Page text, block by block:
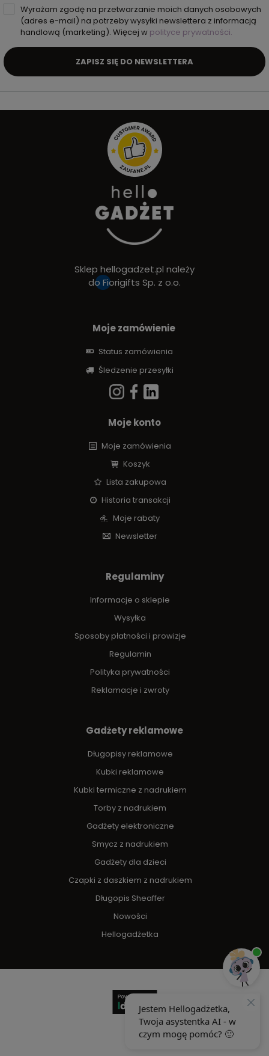
Wyrażam zgodę na przetwarzanie moich danych osobowych
(adres e-mail) na potrzeby wysyłki newslettera z informacją
handlową (marketing). Więcej w polityce prywatności.
ZAPISZ SIĘ DO NEWSLETTERA
Sklep hellogadzet.pl należy
do Fiorigifts Sp. z o.o.
Moje zamówienie
Status zamówienia
Śledzenie przesyłki
Moje konto
Moje zamówienia
Koszyk
Lista zakupowa
Historia transakcji
Moje rabaty
Newsletter
Regulaminy
Informacje o sklepie
Wysyłka
Sposoby płatności i prowizje
Regulamin
Polityka prywatności
Reklamacje i zwroty
Gadżety reklamowe
Długopisy reklamowe
Kubki reklamowe
Kubki termiczne z nadrukiem
Torby z nadrukiem
Gadżety elektroniczne
Smycz z nadrukiem
Gadżety dla dzieci
Czapki z daszkiem z nadrukiem
Długopis Sheaffer
Nowości
Hellogadżetka